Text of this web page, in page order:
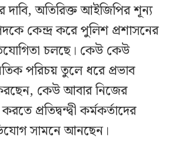
দাবি, অতিরিক্ত আইজিপির শূন্য
কেন্দ্র করে পুলিশ প্রশাসনের
চলছে। কেউ কেউ
পরিচয় তুলে ধরে প্রভাব
করছেন, কেউ আবার নিজের
প্রতিদ্বন্দ্বী কর্মকর্তাদের
সামনে আনছেন।